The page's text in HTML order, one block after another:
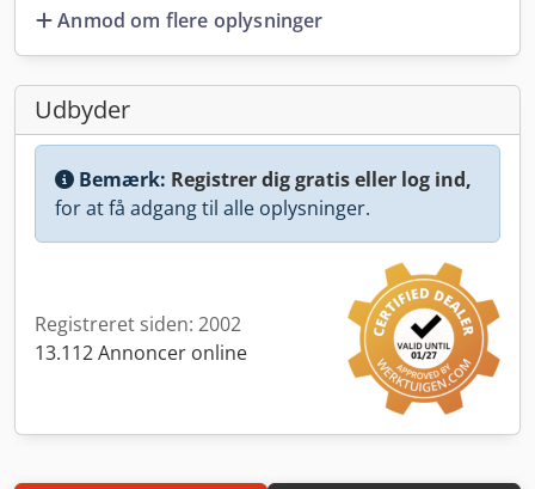
Anmod om flere oplysninger
Udbyder
Bemærk: Registrer dig gratis eller log ind,
for at få adgang til alle oplysninger.
Registreret siden: 2002
13.112 Annoncer online